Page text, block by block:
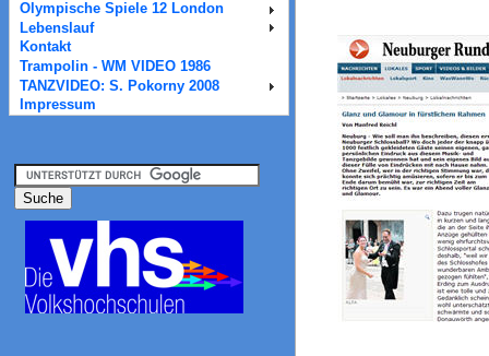
Olympische Spiele 12 London
Lebenslauf
Kontakt
Trampolin - WM VIDEO 1986
TANZVIDEO: S. Pokorny 2008
Impressum